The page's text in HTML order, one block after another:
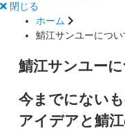
閉じる
ホーム
鯖江サンユーについ
鯖江サンユー
今までにないも
アイデアと鯖